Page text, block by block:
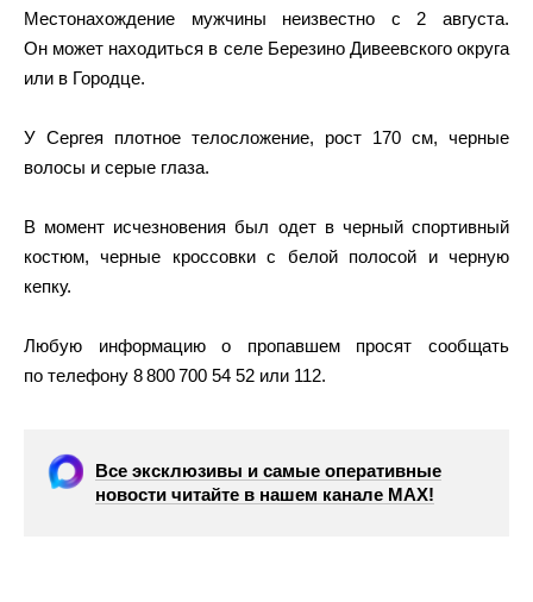
Местонахождение мужчины неизвестно с 2 августа.
Он может находиться в селе Березино Дивеевского округа
или в Городце.
У Сергея плотное телосложение, рост 170 см, черные
волосы и серые глаза.
В момент исчезновения был одет в черный спортивный
костюм, черные кроссовки с белой полосой и черную
кепку.
Любую информацию о пропавшем просят сообщать
по телефону 8 800 700 54 52 или 112.
Все эксклюзивы и самые оперативные
новости читайте в нашем канале МАХ!